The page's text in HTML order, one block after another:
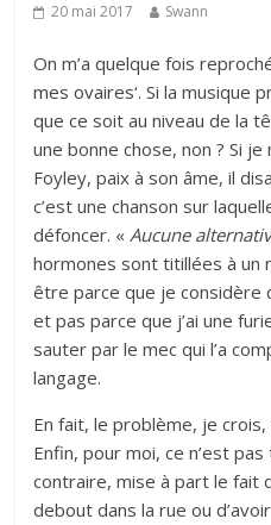
20 mai 2017 Swann
On m’a quelque fois
mes ovaires‘. Si la musique
que ce soit au niveau de la
une bonne chose, non ? Si
Foyley, paix à son âme, il
c’est une chanson sur
défoncer. «Aucune
hormones sont titillées à un
être parce que je considère
et pas parce que j’ai une
sauter par le mec qui l’a
langage.
En fait, le problème, je crois,
Enfin, pour moi, ce n’est
contraire, mise à part le fait
debout dans la rue ou